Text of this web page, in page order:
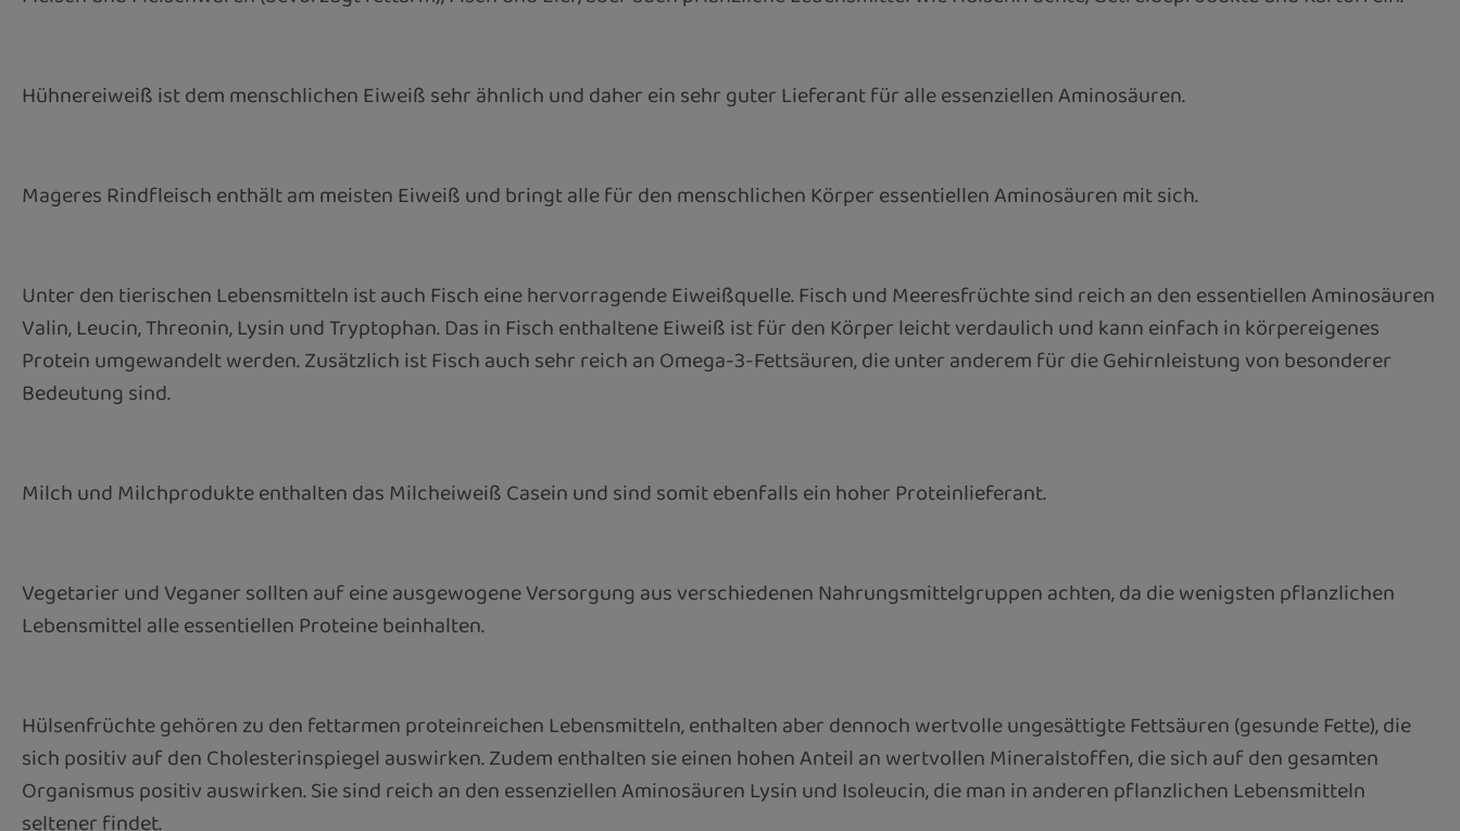
Hühnereiweiß ist dem menschlichen Eiweiß sehr ähnlich und daher ein sehr guter Lieferant für alle essenziellen Aminosäuren.
Mageres Rindfleisch enthält am meisten Eiweiß und bringt alle für den menschlichen Körper essentiellen Aminosäuren mit sich.
Unter den tierischen Lebensmitteln ist auch Fisch eine hervorragende Eiweißquelle. Fisch und Meeresfrüchte sind reich an den essentiellen Aminosäuren
Valin, Leucin, Threonin, Lysin und Tryptophan. Das in Fisch enthaltene Eiweiß ist für den Körper leicht verdaulich und kann einfach in körpereigenes
Protein umgewandelt werden. Zusätzlich ist Fisch auch sehr reich an Omega-3-Fettsäuren, die unter anderem für die Gehirnleistung von besonderer
Bedeutung sind.
Milch und Milchprodukte enthalten das Milcheiweiß Casein und sind somit ebenfalls ein hoher Proteinlieferant.
Vegetarier und Veganer sollten auf eine ausgewogene Versorgung aus verschiedenen Nahrungsmittelgruppen achten, da die wenigsten pflanzlichen
Lebensmittel alle essentiellen Proteine beinhalten.
Hülsenfrüchte gehören zu den fettarmen proteinreichen Lebensmitteln, enthalten aber dennoch wertvolle ungesättigte Fettsäuren (gesunde Fette), die
sich positiv auf den Cholesterinspiegel auswirken. Zudem enthalten sie einen hohen Anteil an wertvollen Mineralstoffen, die sich auf den gesamten
Organismus positiv auswirken. Sie sind reich an den essenziellen Aminosäuren Lysin und Isoleucin, die man in anderen pflanzlichen Lebensmitteln
seltener findet.